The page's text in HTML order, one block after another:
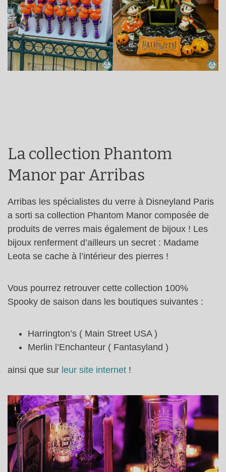
La collection Phantom
Manor par Arribas
Arribas les spécialistes du verre à Disneyland Paris
a sorti sa collection Phantom Manor composée de
produits de verres mais également de bijoux ! Les
bijoux renferment d’ailleurs un secret : Madame
Leota se cache à l’intérieur des pierres !
Vous pourrez retrouver cette collection 100%
Spooky de saison dans les boutiques suivantes :
Harrington’s ( Main Street USA )
Merlin l’Enchanteur ( Fantasyland )
ainsi que sur leur site internet !